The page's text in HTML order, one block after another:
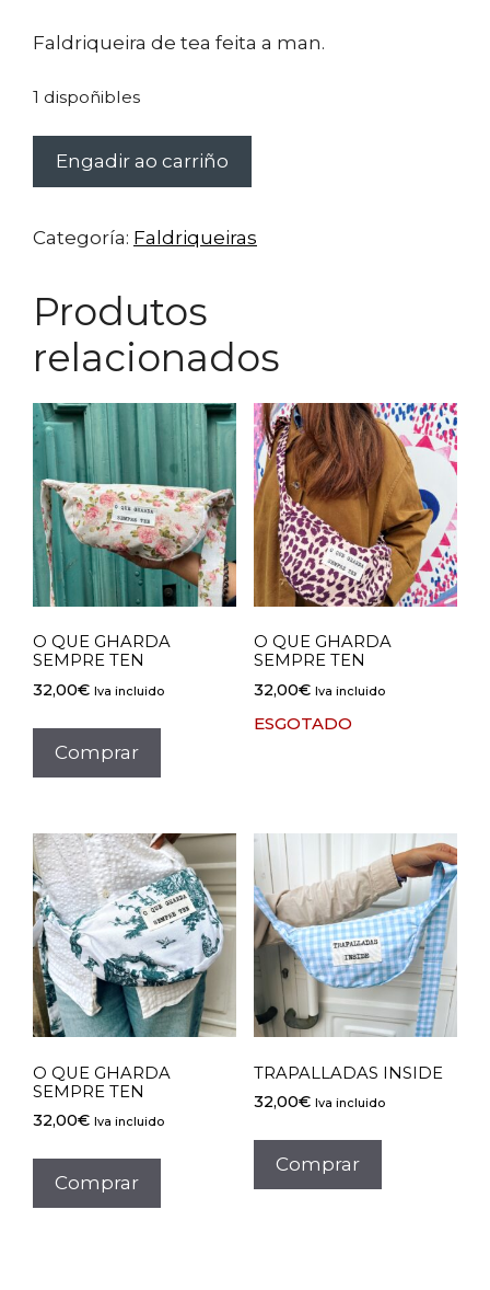
Faldriqueira de tea feita a man.
1 dispoñibles
QUE
SEMPRE
Engadir ao carriño
Categoría: Faldriqueiras
Produtos
relacionados
O QUE GHARDA
SEMPRE TEN
32,00€ Iva incluido
Comprar
O QUE GHARDA
SEMPRE TEN
32,00€ Iva incluido
ESGOTADO
O QUE GHARDA
SEMPRE TEN
32,00€ Iva incluido
Comprar
TRAPALLADAS INSIDE
32,00€ Iva incluido
Comprar